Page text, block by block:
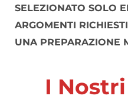
SELEZIONATO SOLO
ARGOMENTI
UNA PREPARAZIONE
I